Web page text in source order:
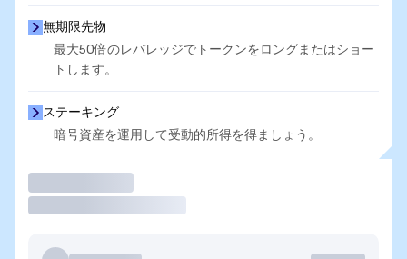
無期限先物
最大50倍のレバレッジでトークンをロングまたはショー
トします。
ステーキング
暗号資産を運用して受動的所得を得ましょう。